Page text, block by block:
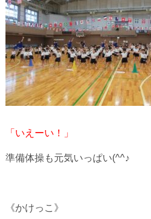
「いえーい！」
準備体操も元気いっぱい(^^♪
《かけっこ》